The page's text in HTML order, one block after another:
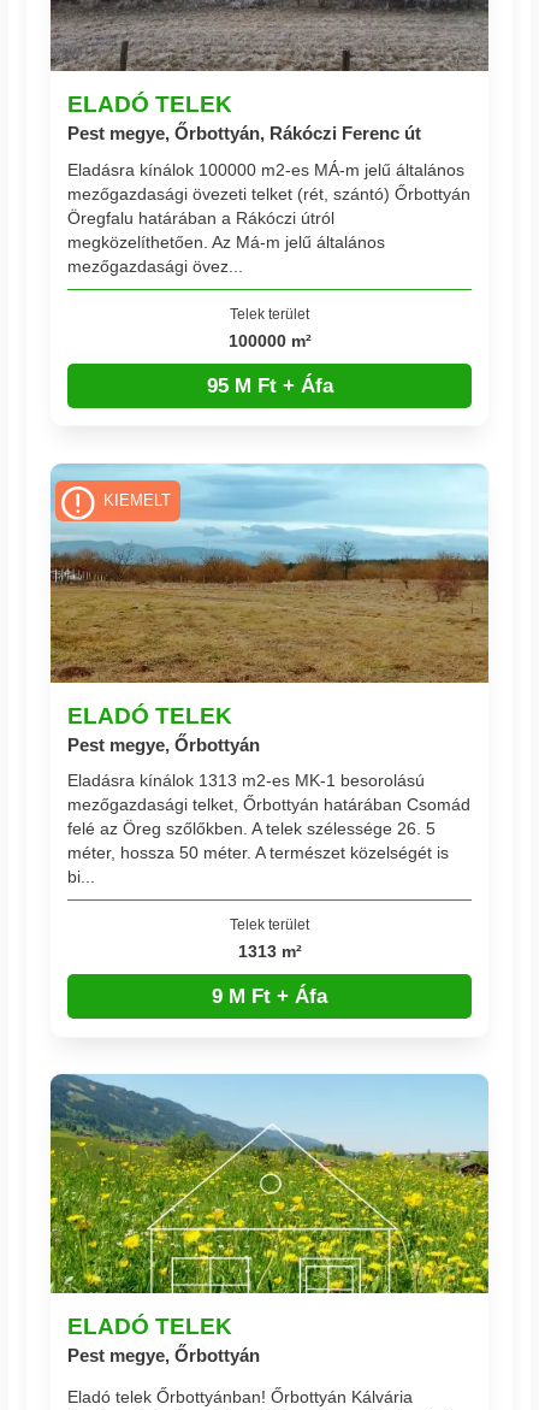
ELADÓ TELEK
Pest megye, Őrbottyán, Rákóczi Ferenc út
Eladásra kínálok 100000 m2-es MÁ-m jelű általános
mezőgazdasági övezeti telket (rét, szántó) Őrbottyán
Öregfalu határában a Rákóczi útról
megközelíthetően. Az Má-m jelű általános
mezőgazdasági övez...
Telek terület
100000 m²
95 M Ft + Áfa
ELADÓ TELEK
Pest megye, Őrbottyán
Eladásra kínálok 1313 m2-es MK-1 besorolású
mezőgazdasági telket, Őrbottyán határában Csomád
felé az Öreg szőlőkben. A telek szélessége 26. 5
méter, hossza 50 méter. A természet közelségét is
bi...
Telek terület
1313 m²
9 M Ft + Áfa
KIEMELT
ELADÓ TELEK
Pest megye, Őrbottyán
Eladó telek Őrbottyánban! Őrbottyán Kálvária